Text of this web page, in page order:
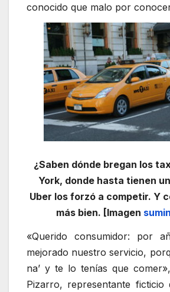
conocido que malo por
¿Saben dónde bregan los
York, donde hasta tienen un
Uber los forzó a competir. Y
más bien. [Imagen
«Querido consumidor: por
mejorado nuestro servicio,
na’ y te lo tenías que
Pizarro, representante ficticio